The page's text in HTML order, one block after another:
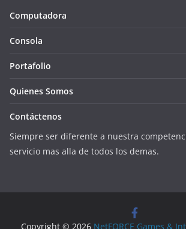
Computadora
Consola
Portafolio
Quienes Somos
Contáctenos
Siempre ser diferente a nuestra
servicio mas alla de todos los demas.
Copyright © 2026 NetFORCE Games &